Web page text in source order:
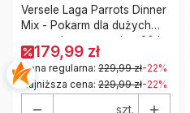
Versele Laga Parrots Dinner
Mix - Pokarm dla dużych
papug do gotowania - 20 kg
179,99 zł
Cena regularna: 229,99 zł-22%
Najniższa cena: 229,99 zł-22%
szt.